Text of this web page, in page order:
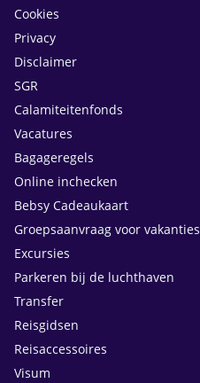
Cookies
Privacy
Disclaimer
SGR
Calamiteitenfonds
Vacatures
Bagageregels
Online inchecken
Bebsy Cadeaukaart
Groepsaanvraag voor vakanties
Excursies
Parkeren bij de luchthaven
Transfer
Reisgidsen
Reisaccessoires
Visum